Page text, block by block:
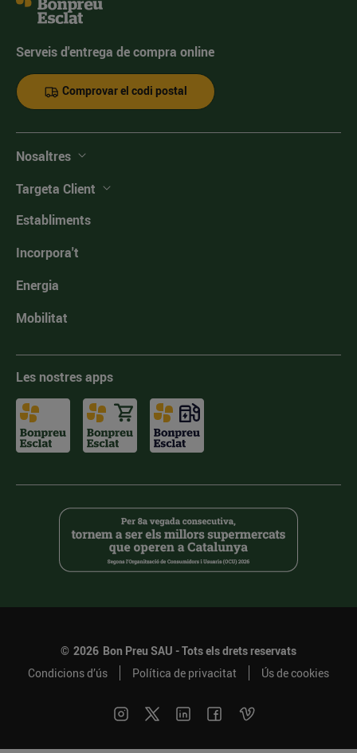
Serveis d'entrega de compra online
Comprovar el codi postal
Nosaltres
Targeta Client
Establiments
Incorpora't
Energia
Mobilitat
Les nostres apps
© 2026 Bon Preu SAU - Tots els drets reservats
Condicions d’ús
Política de privacitat Ús de cookies